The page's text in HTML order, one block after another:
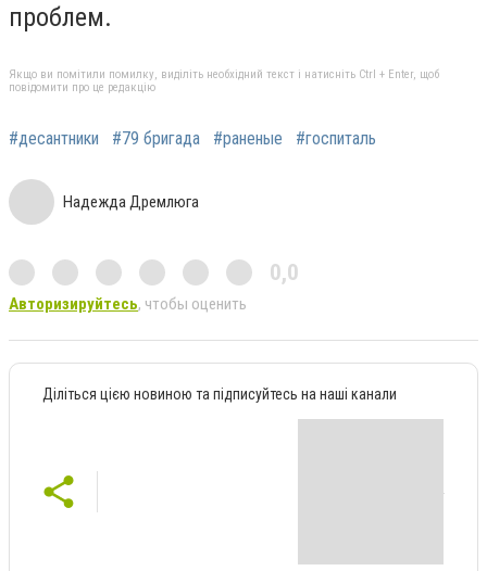
проблем.
Якщо ви помітили помилку, виділіть необхідний текст і натисніть Ctrl + Enter, щоб
повідомити про це редакцію
#десантники #79 бригада #раненые #госпиталь
Надежда Дремлюга
0,0
Авторизируйтесь, чтобы оценить
Діліться цією новиною та підписуйтесь на наші канали